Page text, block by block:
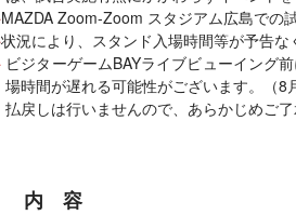
MAZDA Zoom-Zoom スタジアム広島での
状況により、スタンド入場時間等が予告
ビジターゲームBAYライブビューイング
場時間が遅れる可能性がございます。（
払戻しは行いませんので、あらかじめご
内 容